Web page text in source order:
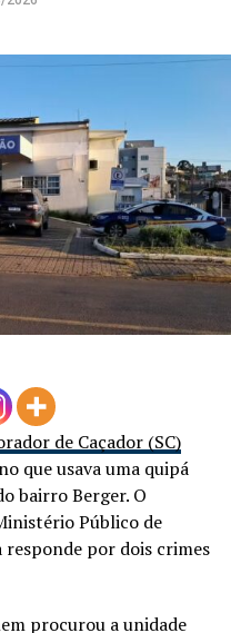
de Caçador (SC)
que usava uma quipá
bairro Berger. O
Público de
responde por dois crimes
procurou a unidade